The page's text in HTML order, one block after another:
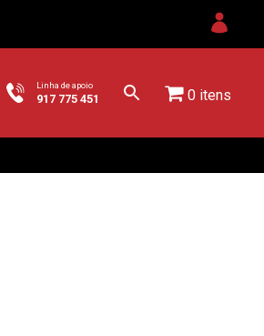
Linha de apoio
917 775 451 0 itens